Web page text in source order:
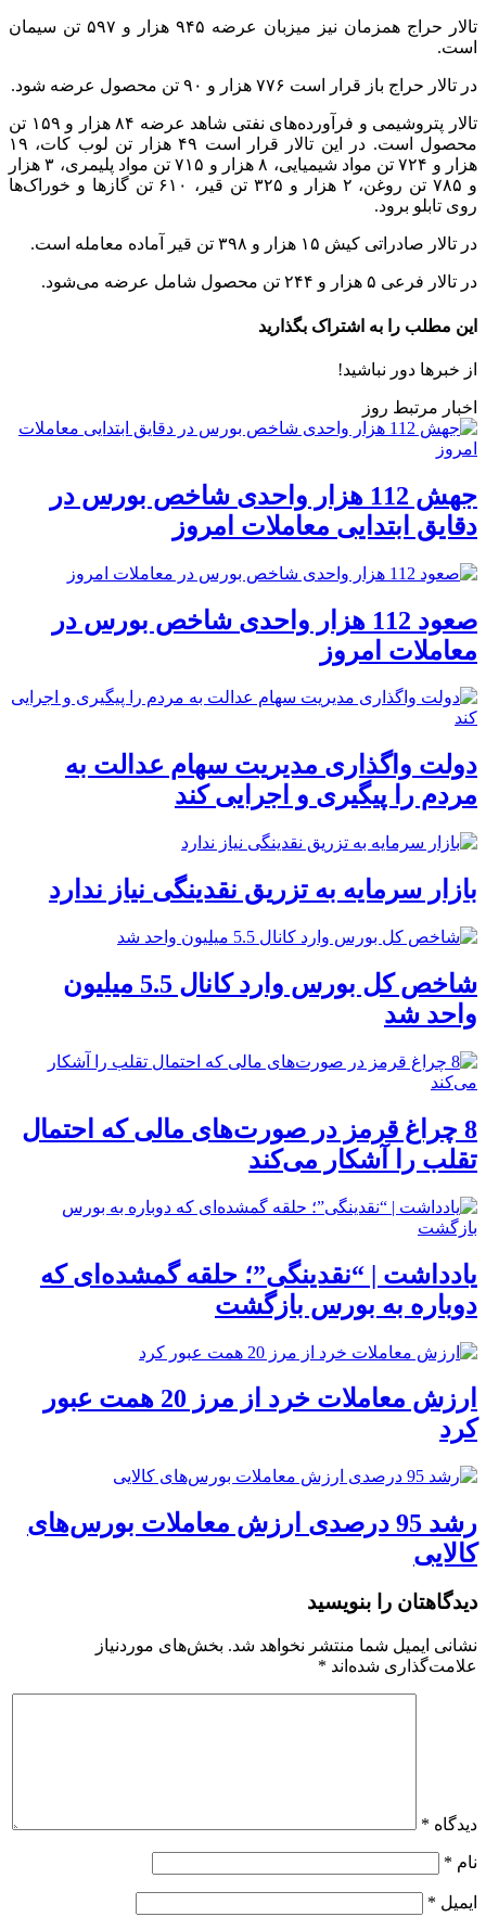
تالار حراج همزمان نیز میزبان عرضه ۹۴۵ هزار و ۵۹۷ تن سیمان
است.
در تالار حراج باز قرار است ۷۷۶ هزار و ۹۰ تن محصول عرضه شود.
تالار پتروشیمی و فرآورده‌های نفتی شاهد عرضه ۸۴ هزار و ۱۵۹ تن
محصول است. در این تالار قرار است ۴۹ هزار تن لوب کات، ۱۹
هزار و ۷۲۴ تن مواد شیمیایی، ۸ هزار و ۷۱۵ تن مواد پلیمری، ۳ هزار
و ۷۸۵ تن روغن، ۲ هزار و ۳۲۵ تن قیر، ۶۱۰ تن گاز‌ها و خوراک‌ها
روی تابلو برود.
در تالار صادراتی کیش ۱۵ هزار و ۳۹۸ تن قیر آماده معامله است.
در تالار فرعی ۵ هزار و ۲۴۴ تن محصول شامل عرضه می‌شود.
این مطلب را به اشتراک بگذارید
از خبرها دور نباشید!
اخبار مرتبط روز
جهش 112 هزار واحدی شاخص بورس در
دقایق ابتدایی معاملات امروز
صعود 112 هزار واحدی شاخص بورس در
معاملات امروز
دولت واگذاری مدیریت سهام عدالت به
مردم را پیگیری و اجرایی کند
بازار سرمایه به تزریق نقدینگی نیاز ندارد
شاخص کل بورس وارد کانال 5.5 میلیون
واحد شد
8 چراغ قرمز در صورت‌های مالی که احتمال
تقلب را آشکار می‌کند
یادداشت | “نقدینگی”؛ حلقه گمشده‌ای که
دوباره به بورس بازگشت
ارزش معاملات خرد از مرز 20 همت عبور
کرد
رشد 95 درصدی ارزش معاملات بورس‌های
کالایی
دیدگاهتان را بنویسید
نشانی ایمیل شما منتشر نخواهد شد. بخش‌های موردنیاز
علامت‌گذاری شده‌اند *
دیدگاه *
نام *
ایمیل *